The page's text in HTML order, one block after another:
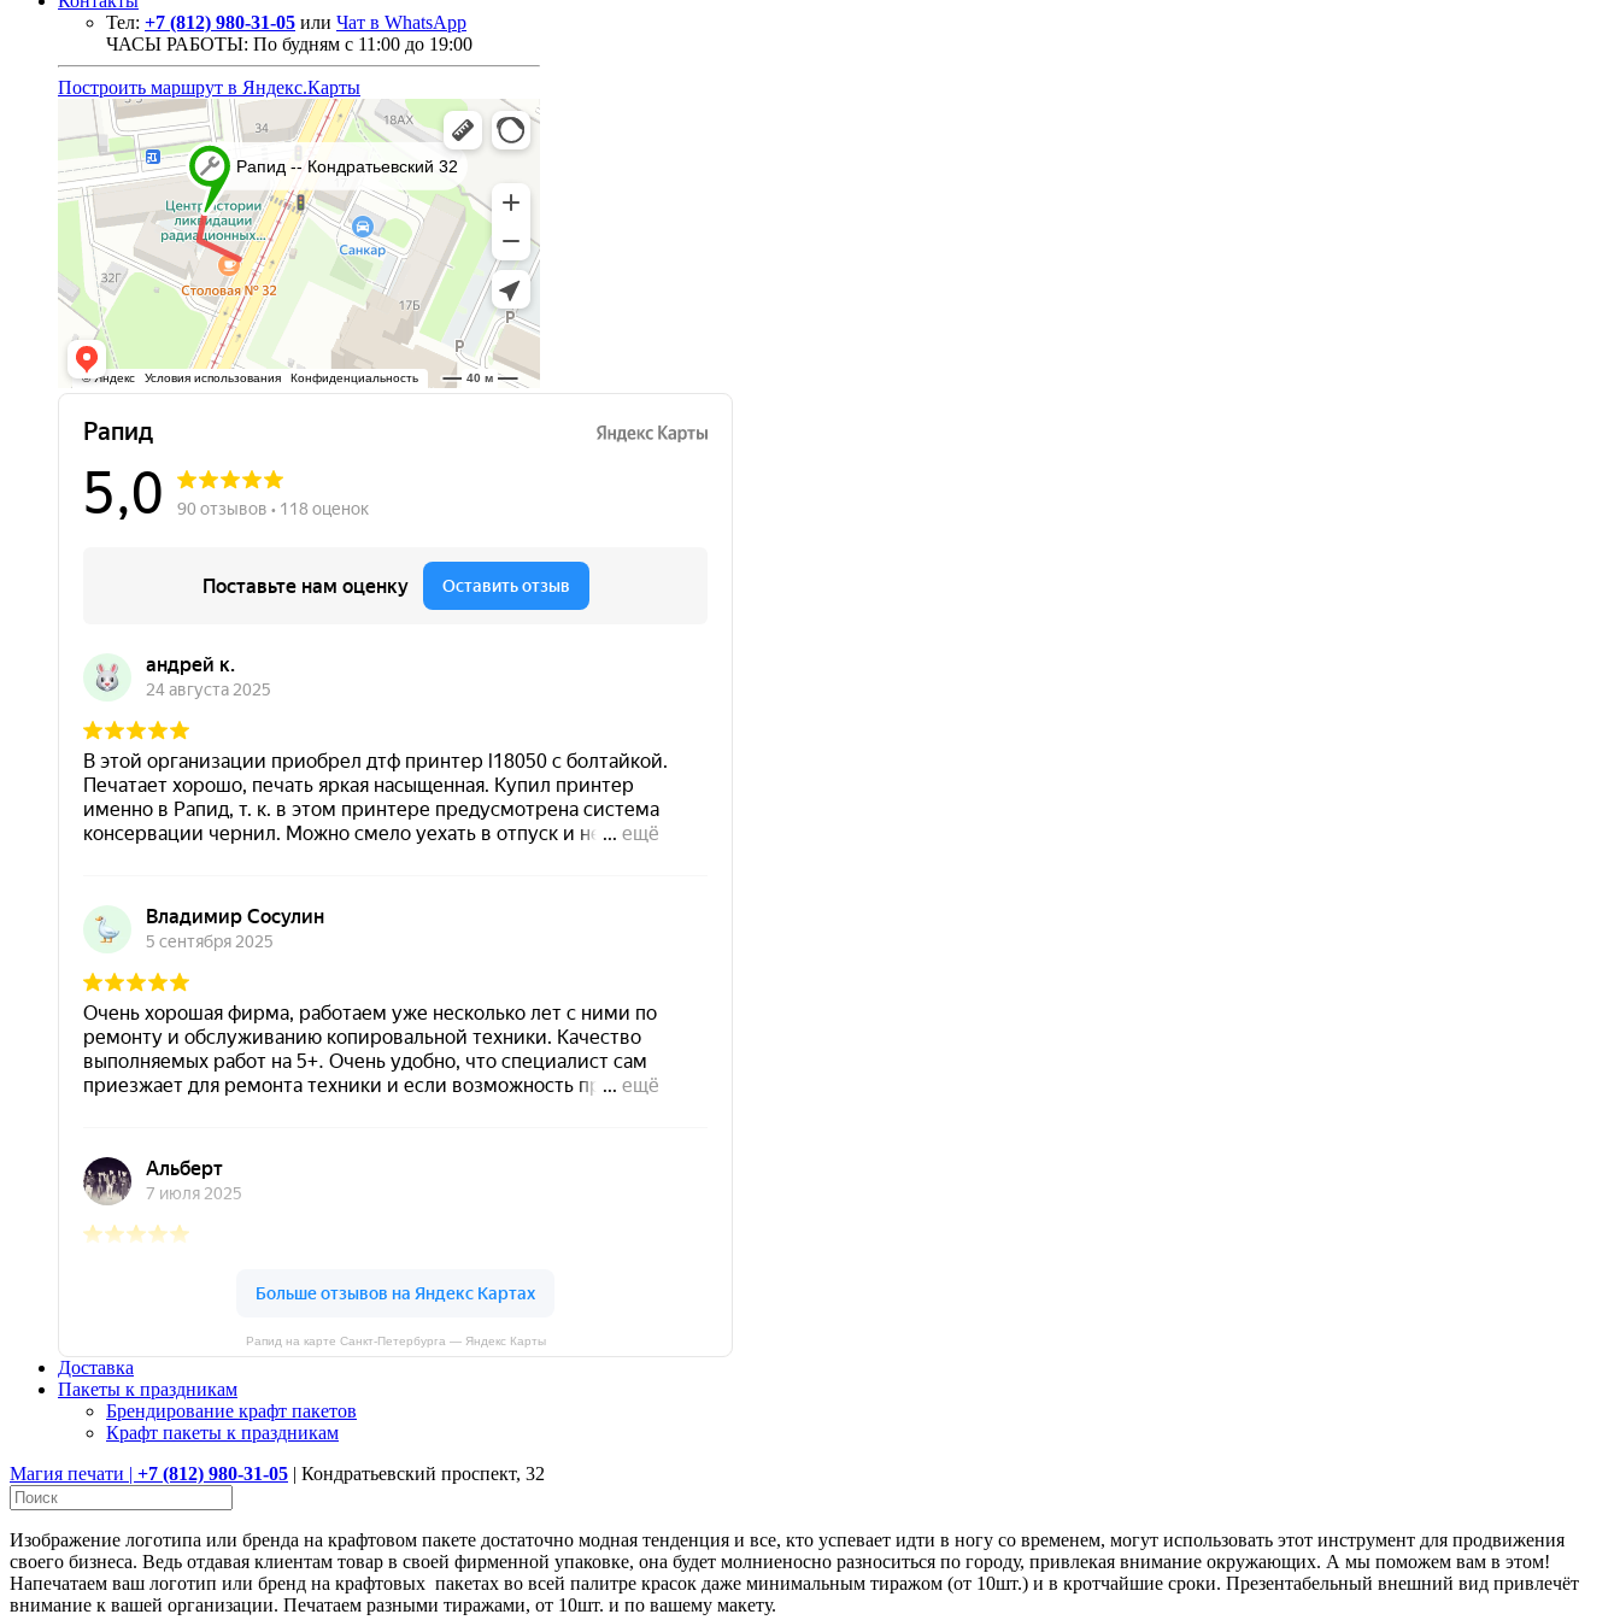
Тел: +7 (812) 980-31-05 или Чат в WhatsApp
ЧАСЫ РАБОТЫ: По будням с 11:00 до 19:00
Построить маршрут в Яндекс.Карты
Рапид на карте Санкт‑Петербурга — Яндекс Карты
Доставка
Пакеты к праздникам
Брендирование крафт пакетов
Крафт пакеты к праздникам
Магия печати | +7 (812) 980-31-05 | Кондратьевский проспект, 32
Изображение логотипа или бренда на крафтовом пакете достаточно модная тенденция и все, кто успевает идти в ногу со временем, могут использовать этот инструмент для продвижения
своего бизнеса. Ведь отдавая клиентам товар в своей фирменной упаковке, она будет молниеносно разноситься по городу, привлекая внимание окружающих. А мы поможем вам в этом!
Напечатаем ваш логотип или бренд на крафтовых пакетах во всей палитре красок даже минимальным тиражом (от 10шт.) и в кротчайшие сроки. Презентабельный внешний вид привлечёт
внимание к вашей организации. Печатаем разными тиражами, от 10шт. и по вашему макету.